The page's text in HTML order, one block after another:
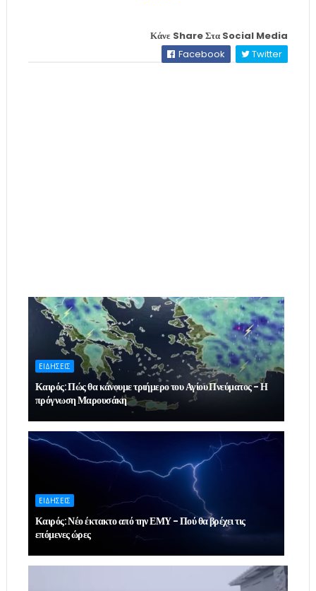
Κάνε Share Στα Social Media
Facebook
Twitter
ΕΙΔΗΣΕΙΣ
Καιρός: Πώς θα κάνουμε τριήμερο του Αγίου Πνεύματος - Η
πρόγνωση Μαρουσάκη
ΕΙΔΗΣΕΙΣ
Καιρός: Νέο έκτακτο από την ΕΜΥ - Πού θα βρέχει τις
επόμενες ώρες